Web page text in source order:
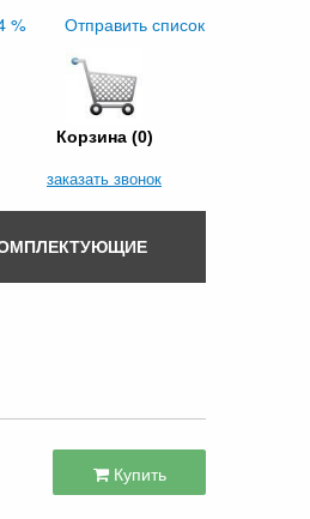
% Отправить список
Корзина (0)
заказать звонок
Купить